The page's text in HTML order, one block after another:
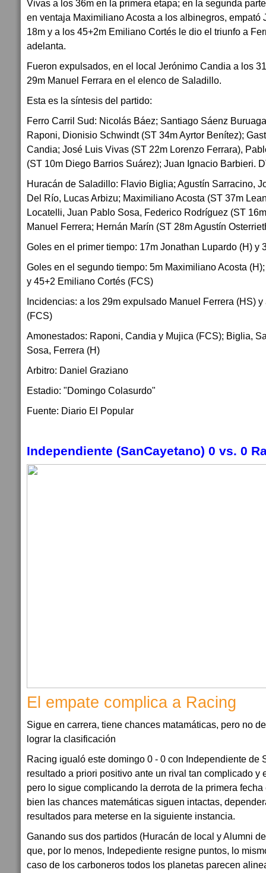
Vivas a los 36m en la primera etapa; en la segunda
en ventaja Maximiliano Acosta a los albinegros, empató
18m y a los 45+2m Emiliano Cortés le dio el triunfo a
adelanta.
Fueron expulsados, en el local Jerónimo Candia a los
29m Manuel Ferrara en el elenco de Saladillo.
Esta es la síntesis del partido:
Ferro Carril Sud: Nicolás Báez; Santiago Sáenz
Raponi, Dionisio Schwindt (ST 34m Ayrtor Benítez);
Candia; José Luis Vivas (ST 22m Lorenzo Ferrara),
(ST 10m Diego Barrios Suárez); Juan Ignacio Barbieri.
Huracán de Saladillo: Flavio Biglia; Agustín Sarracino,
Del Río, Lucas Arbizu; Maximiliano Acosta (ST 37m
Locatelli, Juan Pablo Sosa, Federico Rodríguez (ST
Manuel Ferrera; Hernán Marín (ST 28m Agustín
Goles en el primer tiempo: 17m Jonathan Lupardo (H) y
Goles en el segundo tiempo: 5m Maximiliano Acosta
y 45+2 Emiliano Cortés (FCS)
Incidencias: a los 29m expulsado Manuel Ferrera (HS)
(FCS)
Amonestados: Raponi, Candia y Mujica (FCS); Biglia,
Sosa, Ferrera (H)
Arbitro: Daniel Graziano
Estadio: "Domingo Colasurdo"
Fuente: Diario El Popular
Independiente (SanCayetano) 0 vs. 0
El empate complica a Racing
Sigue en carrera, tiene chances matamáticas, pero no
lograr la clasificación
Racing igualó este domingo 0 - 0 con Independiente de
resultado a priori positivo ante un rival tan complicado y
pero lo sigue complicando la derrota de la primera
bien las chances matemáticas siguen intactas,
resultados para meterse en la siguiente instancia.
Ganando sus dos partidos (Huracán de local y Alumni
que, por lo menos, Indepediente resigne puntos, lo
caso de los carboneros todos los planetas parecen